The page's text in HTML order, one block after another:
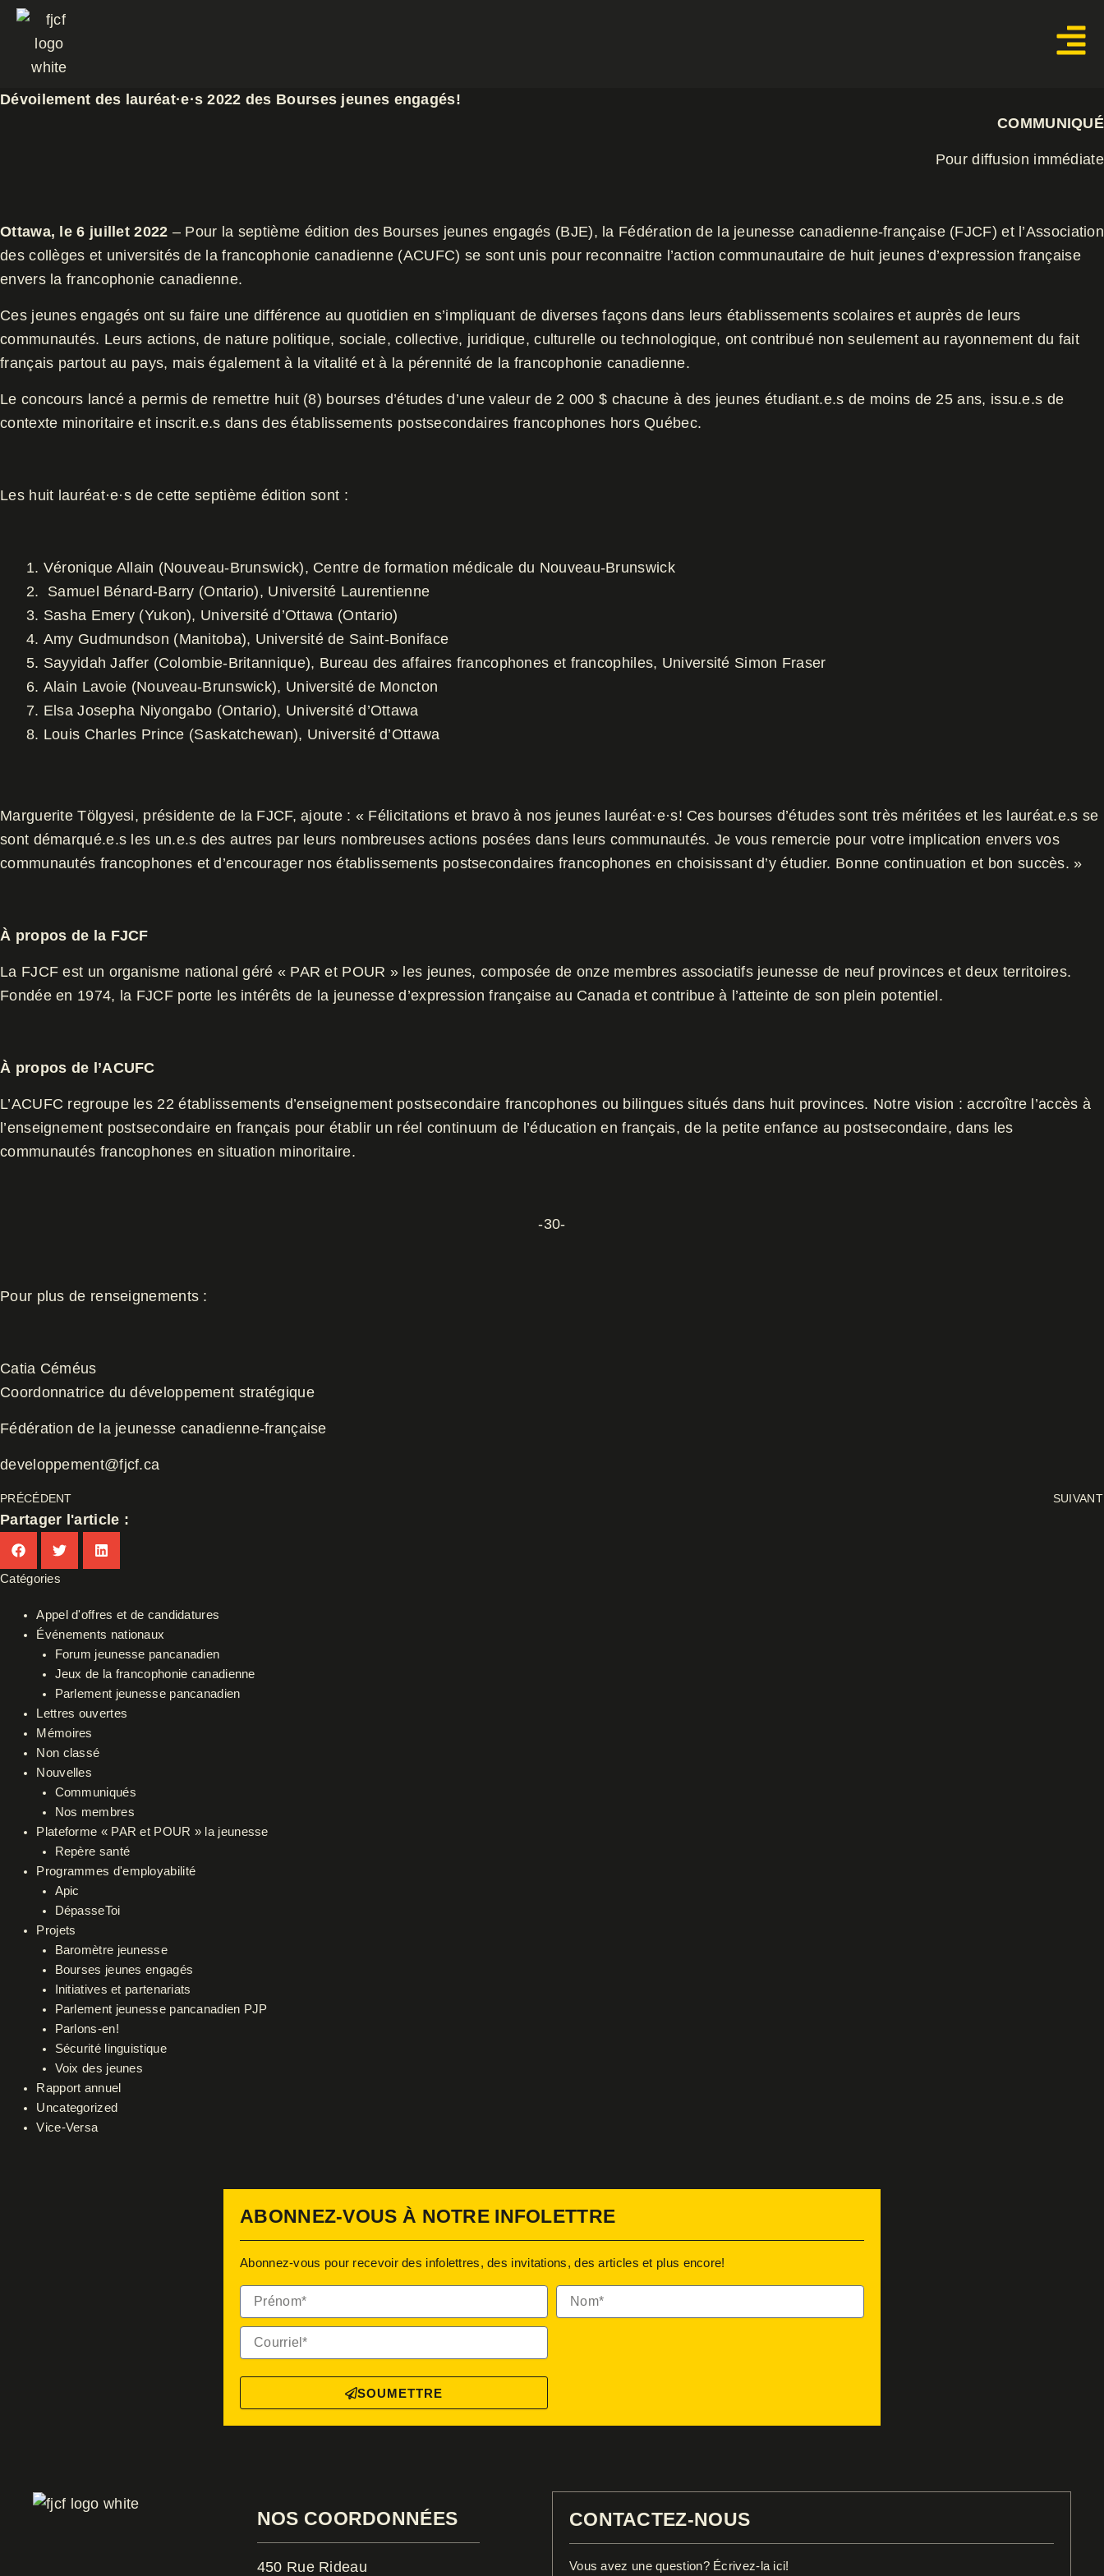
Aller
contenu
Dévoilement des lauréat·e·s 2022 des Bourses jeunes engagés!
COMMUNIQUÉ
Pour diffusion immédiate
Ottawa, le 6 juillet 2022 – Pour la septième édition des Bourses jeunes engagés (BJE), la Fédération de la jeunesse canadienne-française (FJCF) et l’Association
des collèges et universités de la francophonie canadienne (ACUFC) se sont unis pour reconnaitre l’action communautaire de huit jeunes d’expression française
envers la francophonie canadienne.
Ces jeunes engagés ont su faire une différence au quotidien en s’impliquant de diverses façons dans leurs établissements scolaires et auprès de leurs
communautés. Leurs actions, de nature politique, sociale, collective, juridique, culturelle ou technologique, ont contribué non seulement au rayonnement du fait
français partout au pays, mais également à la vitalité et à la pérennité de la francophonie canadienne.
Le concours lancé a permis de remettre huit (8) bourses d’études d’une valeur de 2 000 $ chacune à des jeunes étudiant.e.s de moins de 25 ans, issu.e.s de
contexte minoritaire et inscrit.e.s dans des établissements postsecondaires francophones hors Québec.
Les huit lauréat·e·s de cette septième édition sont :
Véronique Allain (Nouveau-Brunswick), Centre de formation médicale du Nouveau-Brunswick
Samuel Bénard-Barry (Ontario), Université Laurentienne
Sasha Emery (Yukon), Université d’Ottawa (Ontario)
Amy Gudmundson (Manitoba), Université de Saint-Boniface
Sayyidah Jaffer (Colombie-Britannique), Bureau des affaires francophones et francophiles, Université Simon Fraser
Alain Lavoie (Nouveau-Brunswick), Université de Moncton
Elsa Josepha Niyongabo (Ontario), Université d’Ottawa
Louis Charles Prince (Saskatchewan), Université d’Ottawa
Marguerite Tölgyesi, présidente de la FJCF, ajoute : « Félicitations et bravo à nos jeunes lauréat·e·s! Ces bourses d’études sont très méritées et les lauréat.e.s se
sont démarqué.e.s les un.e.s des autres par leurs nombreuses actions posées dans leurs communautés. Je vous remercie pour votre implication envers vos
communautés francophones et d’encourager nos établissements postsecondaires francophones en choisissant d’y étudier. Bonne continuation et bon succès. »
À propos de la FJCF
La FJCF est un organisme national géré « PAR et POUR » les jeunes, composée de onze membres associatifs jeunesse de neuf provinces et deux territoires.
Fondée en 1974, la FJCF porte les intérêts de la jeunesse d’expression française au Canada et contribue à l’atteinte de son plein potentiel.
À propos de l’ACUFC
L’ACUFC regroupe les 22 établissements d’enseignement postsecondaire francophones ou bilingues situés dans huit provinces. Notre vision : accroître l’accès à
l’enseignement postsecondaire en français pour établir un réel continuum de l’éducation en français, de la petite enfance au postsecondaire, dans les
communautés francophones en situation minoritaire.
-30-
Pour plus de renseignements :
Catia Céméus
Coordonnatrice du développement stratégique
Fédération de la jeunesse canadienne-française
developpement@fjcf.ca
PRÉCÉDENT SUIVANT
Partager l'article :
Catégories
Appel d'offres et de candidatures
Événements nationaux
Forum jeunesse pancanadien
Jeux de la francophonie canadienne
Parlement jeunesse pancanadien
Lettres ouvertes
Mémoires
Non classé
Nouvelles
Communiqués
Nos membres
Plateforme « PAR et POUR » la jeunesse
Repère santé
Programmes d'employabilité
Apic
DépasseToi
Projets
Baromètre jeunesse
Bourses jeunes engagés
Initiatives et partenariats
Parlement jeunesse pancanadien PJP
Parlons-en!
Sécurité linguistique
Voix des jeunes
Rapport annuel
Uncategorized
Vice-Versa
ABONNEZ-VOUS À NOTRE INFOLETTRE
Abonnez-vous pour recevoir des infolettres, des invitations, des articles et plus encore!
Prénom* Nom*
Courriel*
SOUMETTRE
NOS COORDONNÉES
450 Rue Rideau
CONTACTEZ-NOUS
Vous avez une question? Écrivez-la ici!